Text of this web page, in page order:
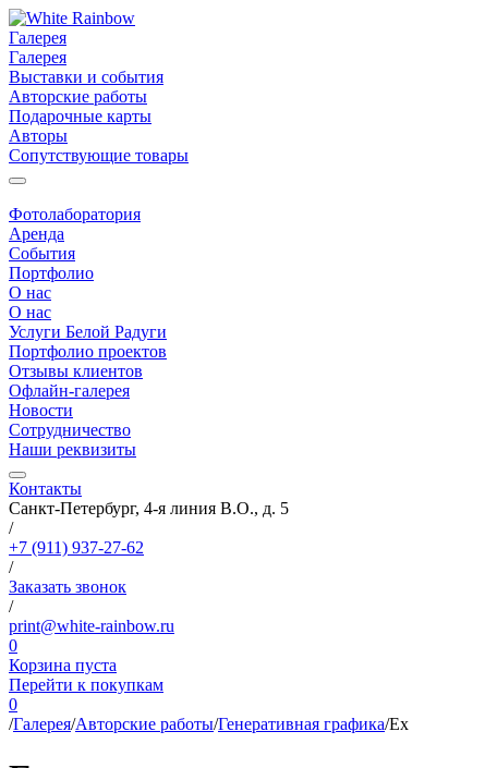
Галерея
Галерея
Выставки и события
Авторские работы
Подарочные карты
Авторы
Сопутствующие товары
Фотолаборатория
Аренда
События
Портфолио
О нас
О нас
Услуги Белой Радуги
Портфолио проектов
Отзывы клиентов
Офлайн-галерея
Новости
Сотрудничество
Наши реквизиты
Контакты
Санкт-Петербург, 4-я линия В.О., д. 5
/
+7 (911) 937-27-62
/
Заказать звонок
/
print@white-rainbow.ru
0
Корзина пуста
Перейти к покупкам
0
/Галерея/Авторские работы/Генеративная графика/Ex